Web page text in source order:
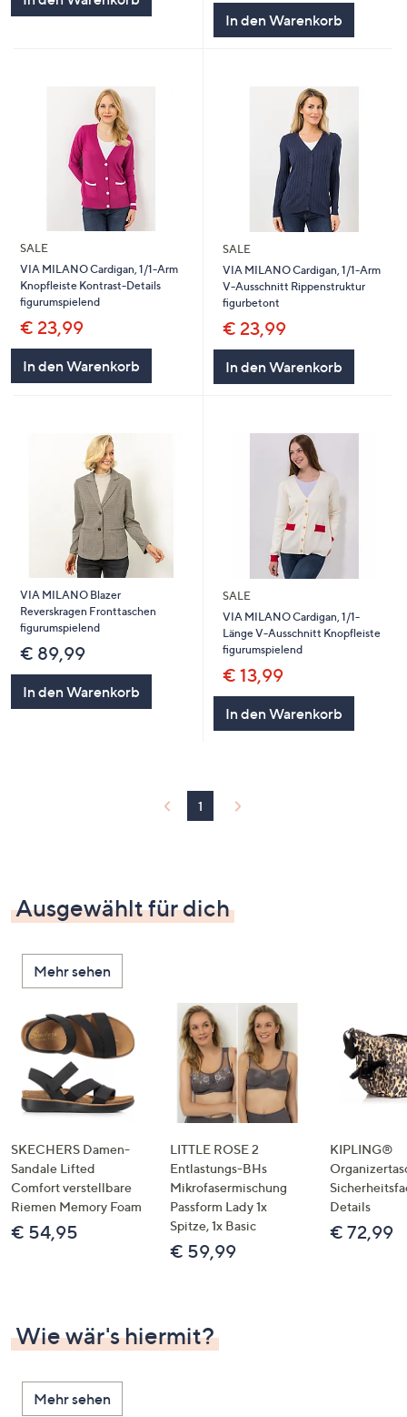
In den Warenkorb
SALE
VIA MILANO Cardigan, 1/1-Arm
Knopfleiste Kontrast-Details
figurumspielend
€ 23,99
In den Warenkorb
SALE
VIA MILANO Cardigan, 1/1-Arm
V-Ausschnitt Rippenstruktur
figurbetont
€ 23,99
In den Warenkorb
VIA MILANO Blazer
Reverskragen Fronttaschen
figurumspielend
€ 89,99
In den Warenkorb
SALE
VIA MILANO Cardigan, 1/1-
Länge V-Ausschnitt Knopfleiste
figurumspielend
€ 13,99
In den Warenkorb
1
Ausgewählt für dich
Mehr sehen
SKECHERS Damen-
Sandale Lifted
Comfort verstellbare
Riemen Memory Foam
€ 54,95
LITTLE ROSE 2
Entlastungs-BHs
Mikrofasermischung
Passform Lady 1x
Spitze, 1x Basic
€ 59,99
KIPLING®
Details
€ 72,99
Wie wär's hiermit?
Mehr sehen